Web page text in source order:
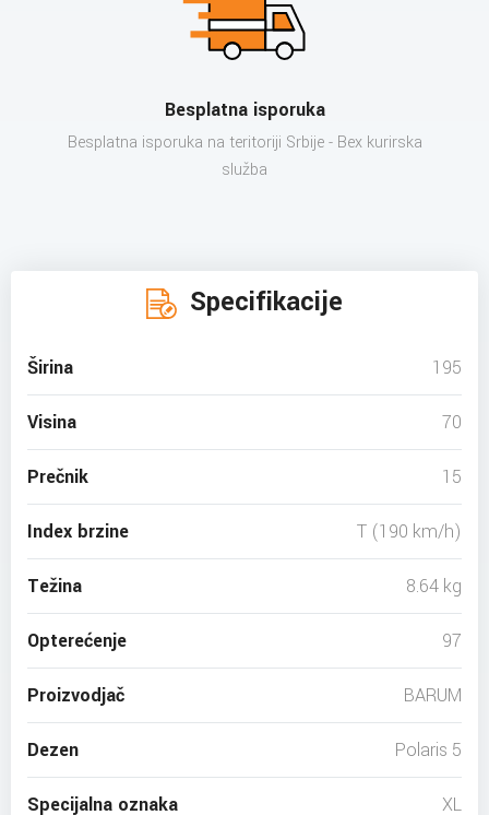
Besplatna isporuka
Besplatna isporuka na teritoriji Srbije - Bex kurirska
služba
Specifikacije
Širina 195
Visina 70
Prečnik 15
Index brzine T (190 km/h)
Težina 8.64 kg
Opterećenje 97
Proizvodjač BARUM
Dezen Polaris 5
Specijalna oznaka XL